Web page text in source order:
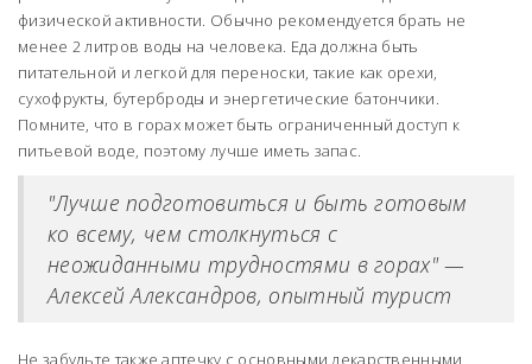
физической активности. Обычно рекомендуется брать не
менее 2 литров воды на человека. Еда должна быть
питательной и легкой для переноски, такие как орехи,
сухофрукты, бутерброды и энергетические батончики.
Помните, что в горах может быть ограниченный доступ к
питьевой воде, поэтому лучше иметь запас.
"Лучше подготовиться и быть готовым
ко всему, чем столкнуться с
неожиданными трудностями в горах" —
Алексей Александров, опытный турист
Не забудьте также аптечку с основными лекарственными